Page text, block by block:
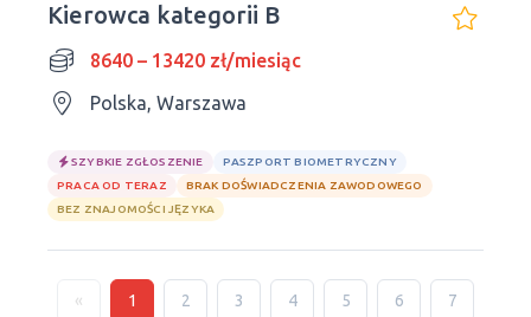
Kierowca kategorii B
8640 – 13420 zł/miesiąc
Polska, Warszawa
SZYBKIE ZGŁOSZENIE
PASZPORT BIOMETRYCZNY
PRACA OD TERAZ
BRAK DOŚWIADCZENIA ZAWODOWEGO
BEZ ZNAJOMOŚCI JĘZYKA
« 1 2 3 4 5 6 7